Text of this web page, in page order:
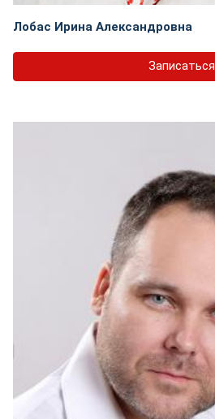
Лобас Ирина Александровна
Записаться